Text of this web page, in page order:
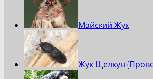
Майский Жук
Жук Щелкун